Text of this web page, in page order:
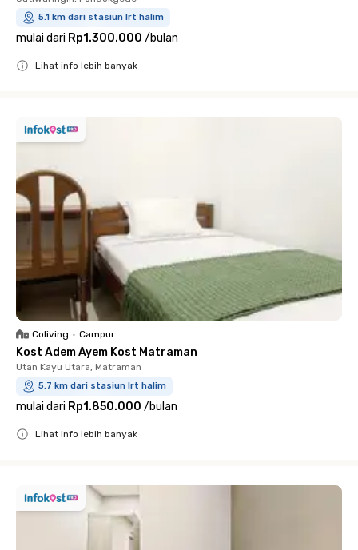
5.1 km dari stasiun lrt halim
mulai dari Rp1.300.000 /bulan
Lihat info lebih banyak
Coliving • Campur
Kost Adem Ayem Kost Matraman
Utan Kayu Utara, Matraman
5.7 km dari stasiun lrt halim
mulai dari Rp1.850.000 /bulan
Lihat info lebih banyak